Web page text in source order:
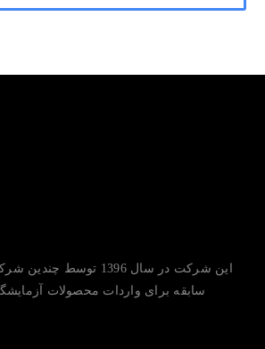
سابقه برای واردات محصولات